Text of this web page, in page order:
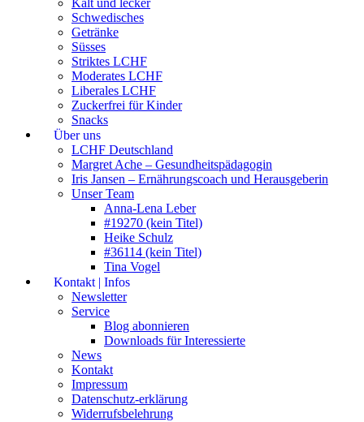
Schwedisches
Getränke
Süsses
Striktes LCHF
Moderates LCHF
Liberales LCHF
Zuckerfrei für Kinder
Snacks
Über uns
LCHF Deutschland
Margret Ache – Gesundheitspädagogin
Iris Jansen – Ernährungscoach und Herausgeberin
Unser Team
Anna-Lena Leber
#19270 (kein Titel)
Heike Schulz
#36114 (kein Titel)
Tina Vogel
Kontakt | Infos
Newsletter
Service
Blog abonnieren
Downloads für Interessierte
News
Kontakt
Impressum
Datenschutz-erklärung
Widerrufsbelehrung